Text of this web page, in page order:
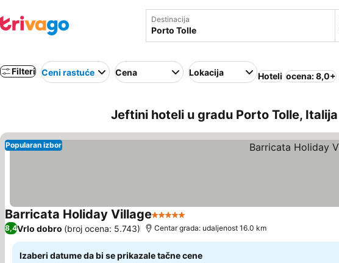
Destinacija
Filteri Ceni rastuće Cena Lokacija Hoteli ocena: 8,0+
Jeftini hoteli u gradu Porto Tolle, Italija
Popularan izbor
Barricata Holiday Village5 Zvezdice
8,4Vrlo dobro (broj ocena: 5.743) Centar grada: udaljenost 16.0 km
Izaberi datume da bi se prikazale tačne cene